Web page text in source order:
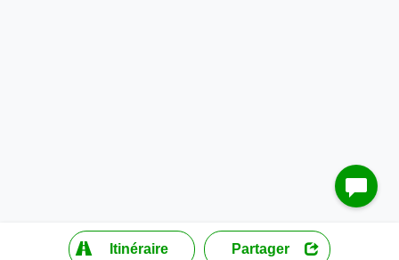
MapLibre OpenStreetMap contributors
Itinéraire Partager